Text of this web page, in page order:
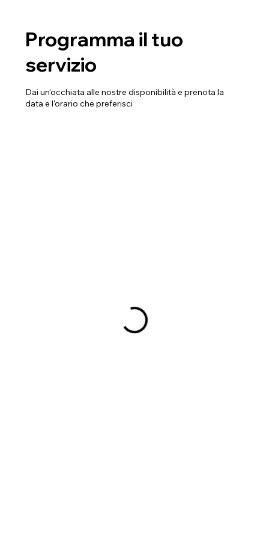
Programma il tuo
servizio
Dai un'occhiata alle nostre disponibilità e prenota la
data e l'orario che preferisci